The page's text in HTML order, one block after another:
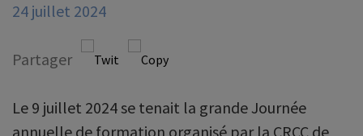
24 juillet 2024
Partager
Le 9 juillet 2024 se tenait la grande Journée
annuelle de formation organisé par la CRCC de